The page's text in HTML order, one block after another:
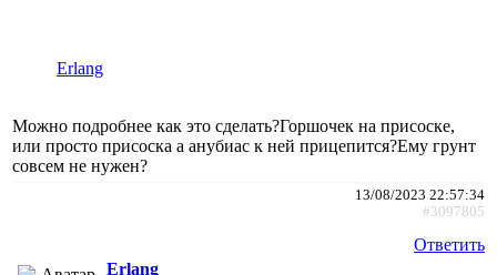
Erlang
Можно подробнее как это сделать?Горшочек на присоске,
или просто присоска а анубиас к ней прицепится?Ему грунт
совсем не нужен?
13/08/2023 22:57:34
#3097805
Ответить
Erlang